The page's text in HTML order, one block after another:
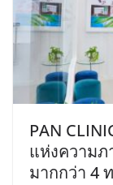
PAN
แห่งความภ
มากกว่า 4